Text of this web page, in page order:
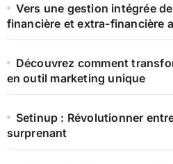
Vers une gestion intégrée
financière et extra-financière
Découvrez comment
en outil marketing unique
Setinup : Révolutionner
surprenant